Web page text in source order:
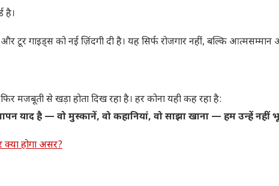
है।
टूर गाइड्स को नई ज़िंदगी दी है। यह सिर्फ रोजगार नहीं, बल्कि
से खड़ा होता दिख रहा है। हर कोना यही कह रहा है:
याद है — वो मुस्कानें, वो कहानियां, वो साझा खाना — हम उन्हें नहीं
क्या होगा असर?